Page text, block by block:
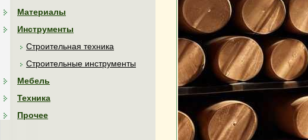
Материалы
Инструменты
Строительная техника
Строительные инструменты
Мебель
Техника
Прочее